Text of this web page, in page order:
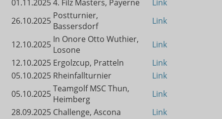
01.11.20254. Filz Masters, Payerne
Link
26.10.2025 Postturnier,
Bassersdorf
Link
12.10.2025 In Onore Otto Wuthier,
Losone
Link
12.10.2025 Ergolzcup, Pratteln
Link
05.10.2025 Rheinfallturnier
Link
05.10.2025Teamgolf MSC Thun,
Heimberg
Link
28.09.2025 Challenge, Ascona
Link